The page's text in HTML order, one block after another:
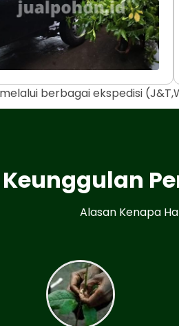
berbagai ekspedisi
Keunggulan
Alasan Kenapa